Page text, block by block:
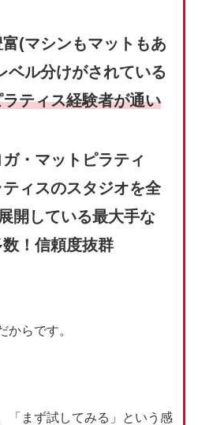
(マシンもマットもあ
ベル分けがされている
ティス経験者が通い
・マットピラティ
ィスのスタジオを全
開している最大手な
！信頼度抜群
からです。
「まず試してみる」という感